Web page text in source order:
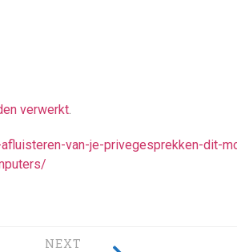
verwerkt.
van-je-privegesprekken-dit-
NEXT